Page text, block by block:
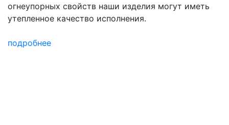
огнеупорных свойств наши изделия могут иметь
утепленное качество исполнения.
подробнее